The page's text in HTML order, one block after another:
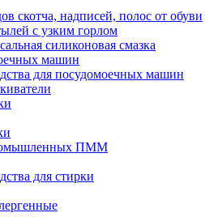
скотча, надписей, полос от обуви
с узким горлом
силиконовая смазка
машин
для посудомоечных машин
ПММ
для стирки